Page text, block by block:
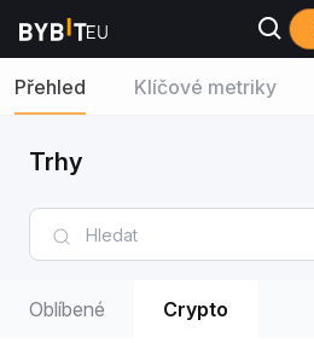
Přehled Klíčové metriky
Trhy
Oblíbené Crypto